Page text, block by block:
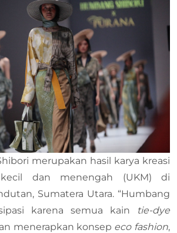
merupakan hasil karya kreasi
dan menengah (UKM) di
Sumatera Utara. “Humbang
karena semua kain tie-dye
menerapkan konsep eco fashion,